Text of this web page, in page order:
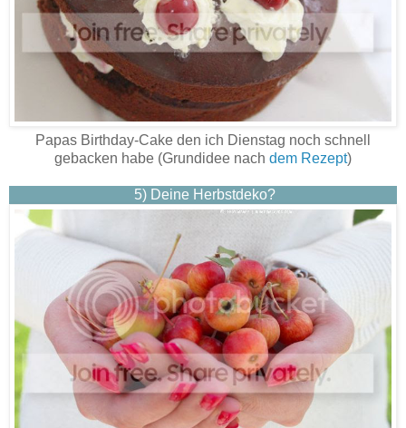
Papas Birthday-Cake den ich Dienstag noch schnell
gebacken habe (Grundidee nach dem Rezept)
5) Deine Herbstdeko?